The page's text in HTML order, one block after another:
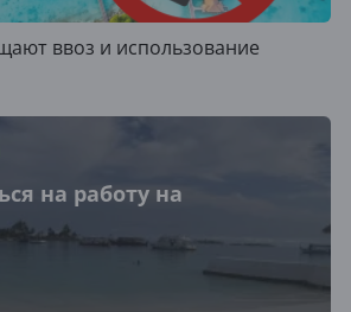
ввоз и использование
на работу на